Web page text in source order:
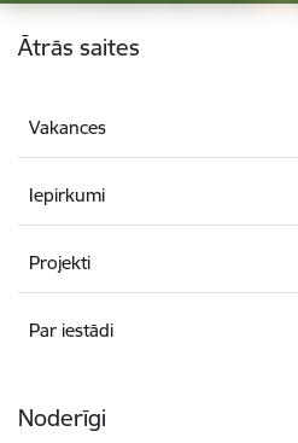
Kājene
Ātrās saites
Vakances
Iepirkumi
Projekti
Par iestādi
Noderīgi